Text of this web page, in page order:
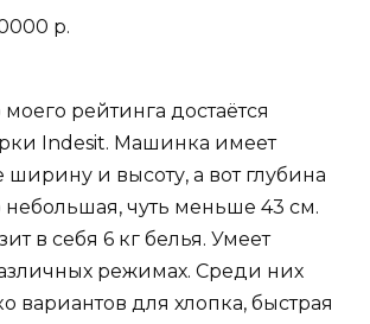
р.
рейтинга достаётся
Indesit. Машинка имеет
ширину и высоту, а вот глубина
небольшая, чуть меньше 43 см.
в себя 6 кг белья. Умеет
режимах. Среди них
вариантов для хлопка, быстрая